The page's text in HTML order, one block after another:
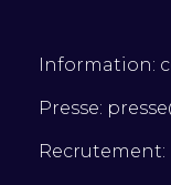
Information:
Presse: